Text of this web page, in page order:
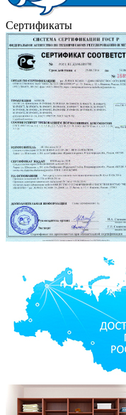
Сертификаты